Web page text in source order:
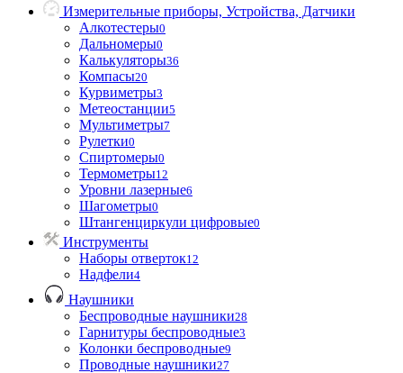
Измерительные приборы, Устройства, Датчики
Алкотестеры0
Дальномеры0
Калькуляторы36
Компасы20
Курвиметры3
Метеостанции5
Мультиметры7
Рулетки0
Спиртомеры0
Термометры12
Уровни лазерные6
Шагометры0
Штангенциркули цифровые0
Инструменты
Наборы отверток12
Надфели4
Наушники
Беспроводные наушники28
Гарнитуры беспроводные3
Колонки беспроводные9
Проводные наушники27